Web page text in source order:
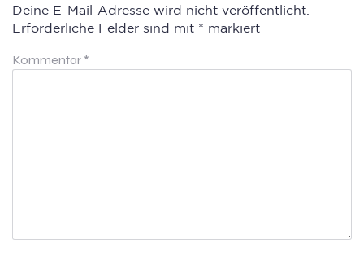
Deine E-Mail-Adresse wird nicht veröffentlicht.
Erforderliche Felder sind mit * markiert
Kommentar *